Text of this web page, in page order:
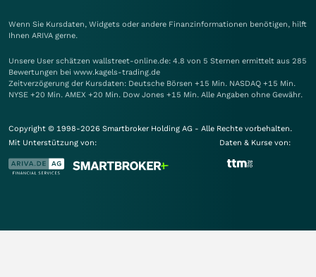
Wenn Sie Kursdaten, Widgets oder andere Finanzinformationen benötigen, hilft
Ihnen ARIVA gerne.
Unsere User schätzen wallstreet-online.de: 4.8 von 5 Sternen ermittelt aus 285
Bewertungen bei www.kagels-trading.de
Zeitverzögerung der Kursdaten: Deutsche Börsen +15 Min. NASDAQ +15 Min.
NYSE +20 Min. AMEX +20 Min. Dow Jones +15 Min. Alle Angaben ohne Gewähr.
Copyright © 1998-2026 Smartbroker Holding AG - Alle Rechte vorbehalten.
Mit Unterstützung von:
Daten & Kurse von: